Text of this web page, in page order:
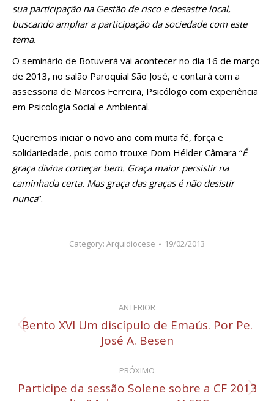
sua participação na Gestão de risco e desastre local,
buscando ampliar a participação da sociedade com este
tema.
O seminário de Botuverá vai acontecer no dia 16 de março
de 2013, no salão Paroquial São José, e contará com a
assessoria de Marcos Ferreira, Psicólogo com experiência
em Psicologia Social e Ambiental.
Queremos iniciar o novo ano com muita fé, força e
solidariedade, pois como trouxe Dom Hélder Câmara “É
graça divina começar bem. Graça maior persistir na
caminhada certa. Mas graça das graças é não desistir
nunca”.
Category: Arquidiocese 19/02/2013
Navegação
de
ANTERIOR
Post
anterior:
Bento XVI Um discípulo de Emaús. Por Pe.
José A. Besen
PRÓXIMO
Próximo
Participe da sessão Solene sobre a CF 2013